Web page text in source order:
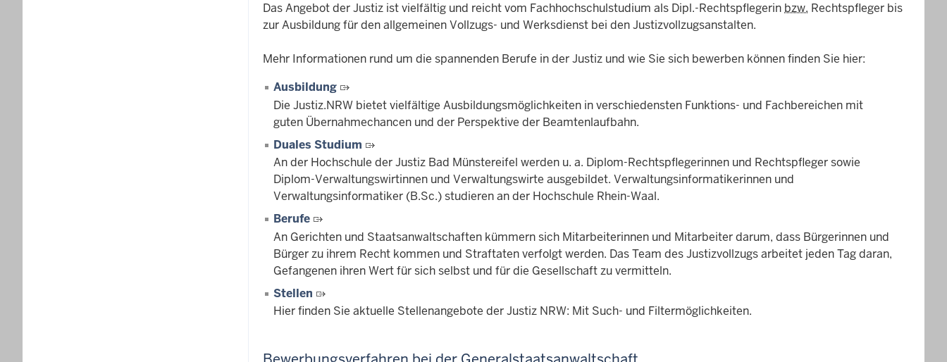
Das Angebot der Justiz ist vielfältig und reicht vom Fachhochschulstudium als Dipl.-Rechtspfle­gerin bzw. Rechtspfleger bis
zur Ausbildung für den allgemeinen Vollzugs- und Werksdienst bei den Justizvollzugsanstalten.
Mehr Informationen rund um die spannenden Berufe in der Justiz und wie Sie sich bewerben können finden Sie hier:
Ausbildung
Die Justiz.NRW bietet vielfältige Ausbildungsmöglichkeiten in verschiedensten Funktions- und Fachbereichen mit
guten Übernahmechancen und der Perspektive der Beamtenlaufbahn.
Duales Studium
An der Hochschule der Justiz Bad Münstereifel werden u. a. Diplom-Rechtspflegerinnen und Rechtspfleger sowie
Diplom-Verwaltungswirtinnen und Verwaltungswirte ausgebildet. Verwaltungsinformatikerinnen und
Verwaltungsinformatiker (B.Sc.) studieren an der Hochschule Rhein-Waal.
Berufe
An Gerichten und Staatsanwaltschaften kümmern sich Mitarbeiterinnen und Mitarbeiter darum, dass Bürgerinnen und
Bürger zu ihrem Recht kommen und Straftaten verfolgt werden. Das Team des Justizvollzugs arbeitet jeden Tag daran,
Gefangenen ihren Wert für sich selbst und für die Gesellschaft zu vermitteln.
Stellen
Hier finden Sie aktuelle Stellenangebote der Justiz NRW: Mit Such- und Filtermöglichkeiten.